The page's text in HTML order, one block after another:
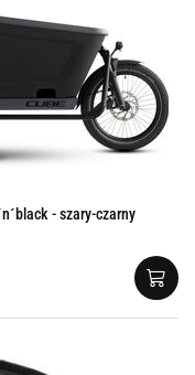
- szary-czarny